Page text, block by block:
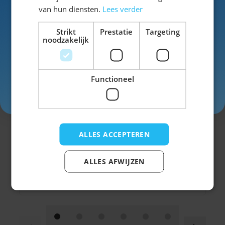
Trachtenhemd Putzbrunn Rood Geblokt
van hun diensten. Lees verder
Strikt
noodzakelijk
Prestatie Targeting
Functioneel
ALLES ACCEPTEREN
ALLES AFWIJZEN
tot exclusieve kortingen!
Voor- en achternaam
Inschrijven